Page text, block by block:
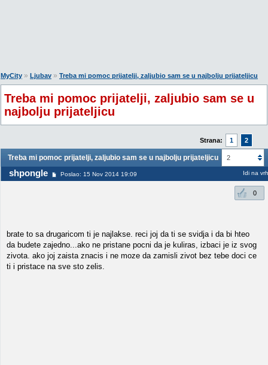
MyCity » Ljubav » Treba mi pomoc prijatelji, zaljubio sam se u najbolju prijateljicu
Treba mi pomoc prijatelji, zaljubio sam se u
najbolju prijateljicu
Strana: 1 2
2
Treba mi pomoc prijatelji, zaljubio sam se u najbolju prijateljicu
shpongle Poslao: 15 Nov 2014 19:09 Idi na vrh
0
brate to sa drugaricom ti je najlakse. reci joj da ti se svidja i da bi hteo
da budete zajedno...ako ne pristane pocni da je kuliras, izbaci je iz svog
zivota. ako joj zaista znacis i ne moze da zamisli zivot bez tebe doci ce
ti i pristace na sve sto zelis.